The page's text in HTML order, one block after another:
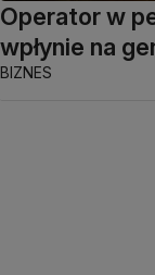
Operator w
wpłynie na
BIZNES